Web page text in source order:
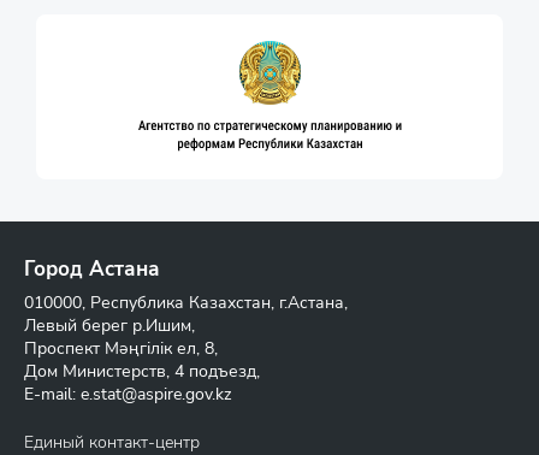
Город Астана
010000, Республика Казахстан, г.Астана,
Левый берег р.Ишим,
Проспект Мәңгілік ел, 8,
Дом Министерств, 4 подъезд,
E-mail: e.stat@aspire.gov.kz
Единый контакт-центр